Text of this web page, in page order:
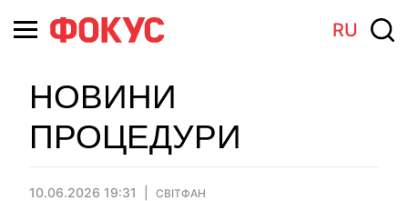
RU
НОВИНИ
ПРОЦЕДУРИ
10.06.2026 19:31 СВІТФАН